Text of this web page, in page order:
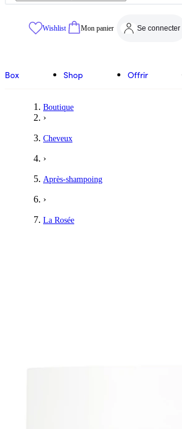
Wishlist Mon panier Se connecter
Box Shop Offrir
Boutique
›
Cheveux
›
Après-shampoing
›
La Rosée